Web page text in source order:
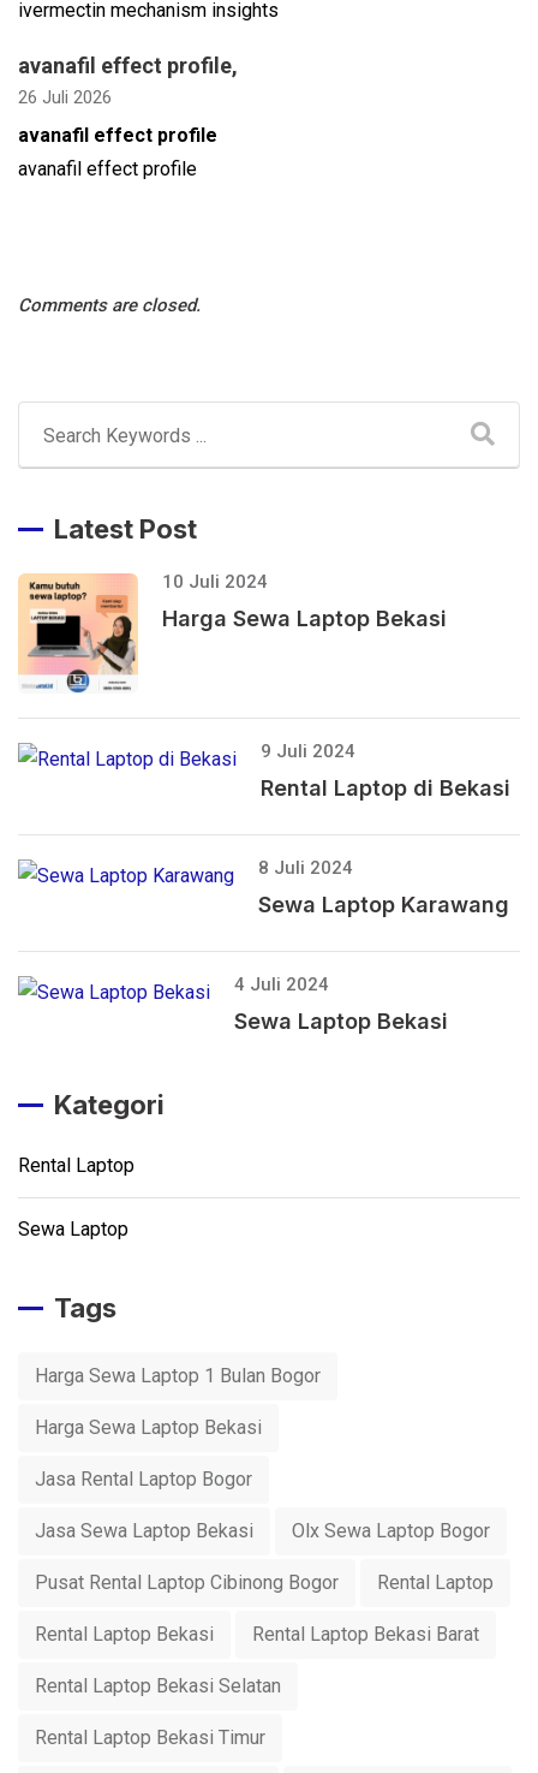
ivermectin mechanism insights
avanafil effect profile,
26 Juli 2026
avanafil effect profile
avanafil effect profile
Comments are closed.
Latest Post
10 Juli 2024
Harga Sewa Laptop Bekasi
9 Juli 2024
Rental Laptop di Bekasi
8 Juli 2024
Sewa Laptop Karawang
4 Juli 2024
Sewa Laptop Bekasi
Kategori
Rental Laptop
Sewa Laptop
Tags
Harga Sewa Laptop 1 Bulan Bogor
Harga Sewa Laptop Bekasi
Jasa Rental Laptop Bogor
Jasa Sewa Laptop Bekasi Olx Sewa Laptop Bogor
Pusat Rental Laptop Cibinong Bogor Rental Laptop
Rental Laptop Bekasi Rental Laptop Bekasi Barat
Rental Laptop Bekasi Selatan
Rental Laptop Bekasi Timur